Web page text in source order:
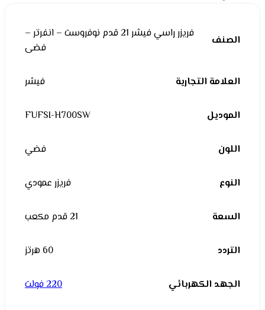
الصنف
فريزر راسي فيشر 21 قدم نوفروست – انفرتر –
فضى
العلامة التجارية فيشر
الموديل FUFSI-H700SW
اللون فضي
النوع فريزر عمودي
السعة 21 قدم مكعب
التردد 60 هرتز
الجهد الكهربائي 220 فولت